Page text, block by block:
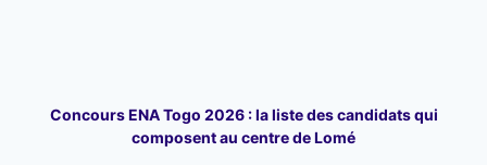
Concours ENA Togo 2026 : la liste des candidats qui
composent au centre de Lomé